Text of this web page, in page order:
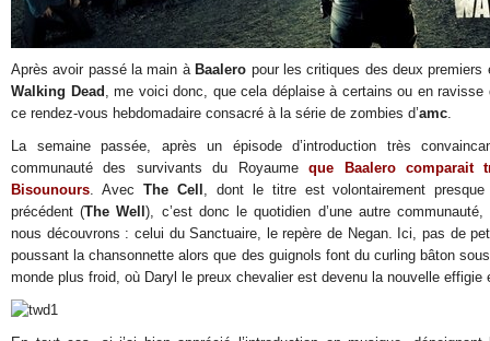
Après avoir passé la main à Baalero pour les critiques des deux
Walking Dead , me voici donc, que cela déplaise à certains ou en ravisse
ce rendez-vous hebdomadaire consacré à la série de zombies d’amc.
La semaine passée, après un épisode d’introduction très
communauté des survivants du Royaumeque Baalerocomparait
Bisounours. Avec The Cell , dont le titre est volontairement
précédent (The Well), c’est donc le quotidien d’une autre
nous découvrons : celui du Sanctuaire, le repère de Negan. Ici, pas de
poussant la chansonnette alors que des guignols font du curling bâton
monde plus froid, où Daryl le preux chevalier est devenu la nouvelle